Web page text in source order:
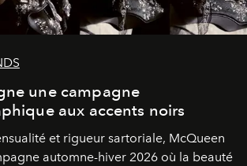
une campagne
aux accents noirs
et rigueur sartoriale, McQueen
automne-hiver 2026 où la beauté